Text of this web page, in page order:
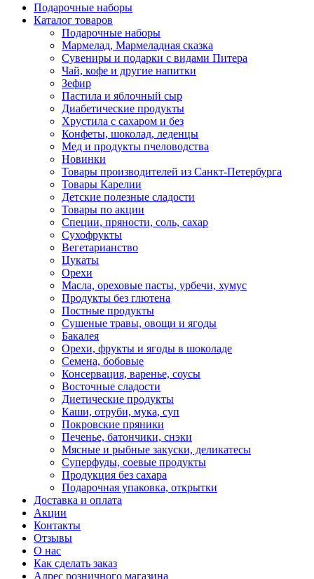
Подарочные наборы
Каталог товаров
Подарочные наборы
Мармелад, Мармеладная сказка
Сувениры и подарки с видами Питера
Чай, кофе и другие напитки
Зефир
Пастила и яблочный сыр
Диабетические продукты
Хрустила с сахаром и без
Конфеты, шоколад, леденцы
Мед и продукты пчеловодства
Новинки
Товары производителей из Санкт-Петербурга
Товары Карелии
Детские полезные сладости
Товары по акции
Специи, пряности, соль, сахар
Сухофрукты
Вегетарианство
Цукаты
Орехи
Масла, ореховые пасты, урбечи, хумус
Продукты без глютена
Постные продукты
Сушеные травы, овощи и ягоды
Бакалея
Орехи, фрукты и ягоды в шоколаде
Семена, бобовые
Консервация, варенье, соусы
Восточные сладости
Диетические продукты
Каши, отруби, мука, суп
Покровские пряники
Печенье, батончики, снэки
Мясные и рыбные закуски, деликатесы
Суперфуды, соевые продукты
Продукция без сахара
Подарочная упаковка, открытки
Доставка и оплата
Акции
Контакты
Отзывы
О нас
Как сделать заказ
Адрес розничного магазина